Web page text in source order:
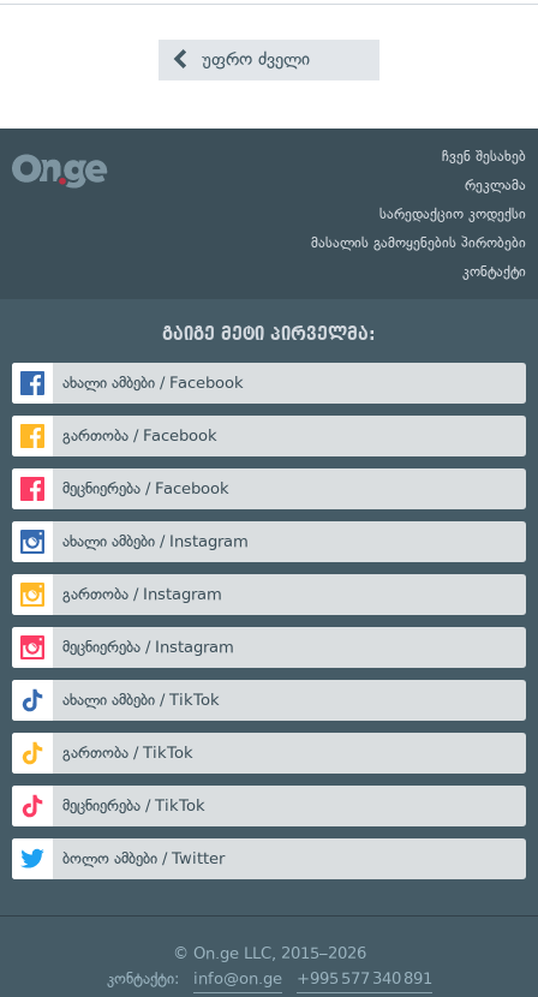
უფრო ძველი
ჩვენ შესახებ
რეკლამა
სარედაქციო კოდექსი
მასალის გამოყენების პირობები
კონტაქტი
გაიგე მეტი პირველმა:
ახალი ამბები / Facebook
გართობა / Facebook
მეცნიერება / Facebook
ახალი ამბები / Instagram
გართობა / Instagram
მეცნიერება / Instagram
ახალი ამბები / TikTok
გართობა / TikTok
მეცნიერება / TikTok
ბოლო ამბები / Twitter
© On.ge LLC, 2015–2026
კონტაქტი: info@on.ge +995 577 340 891